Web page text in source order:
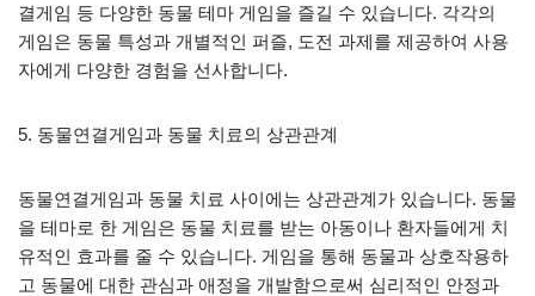
결게임 등 다양한 동물 테마 게임을 즐길 수 있습니다. 각각의
게임은 동물 특성과 개별적인 퍼즐, 도전 과제를 제공하여 사용
자에게 다양한 경험을 선사합니다.
5. 동물연결게임과 동물 치료의 상관관계
동물연결게임과 동물 치료 사이에는 상관관계가 있습니다. 동물
을 테마로 한 게임은 동물 치료를 받는 아동이나 환자들에게 치
유적인 효과를 줄 수 있습니다. 게임을 통해 동물과 상호작용하
고 동물에 대한 관심과 애정을 개발함으로써 심리적인 안정과